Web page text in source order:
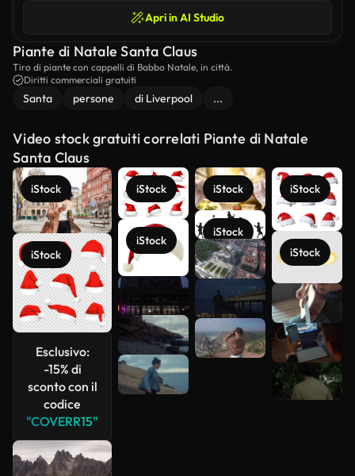
Apri in AI Studio
Piante di Natale Santa Claus
Tiro di piante con cappelli di Babbo Natale, in città.
Diritti commerciali gratuiti
Santa persone di Liverpool ...
Video stock gratuiti correlati Piante di Natale
Santa Claus
iStock
iStock
Esclusivo:
-15% di
sconto con il
codice
"COVERR15"
iStock
iStock
iStock
iStock
iStock
iStock
Scopri di
più